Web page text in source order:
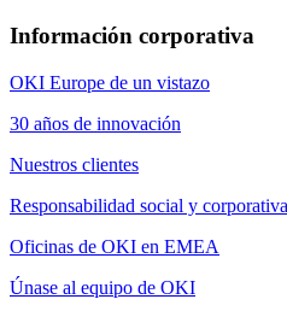
Información corporativa
OKI Europe de un vistazo
30 años de innovación
Nuestros clientes
Responsabilidad social y corporativa
Oficinas de OKI en EMEA
Únase al equipo de OKI